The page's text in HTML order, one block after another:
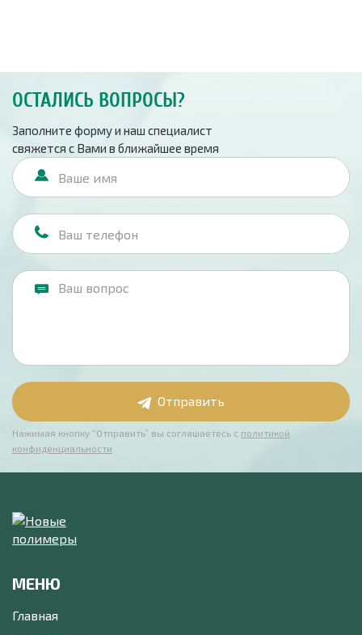
ОСТАЛИСЬ ВОПРОСЫ?
Заполните форму и наш специалист
свяжется с Вами в ближайшее время
Отправить
Нажимая кнопку “Отправить” вы соглашаетесь с политикой
конфиденциальности
МЕНЮ
Главная